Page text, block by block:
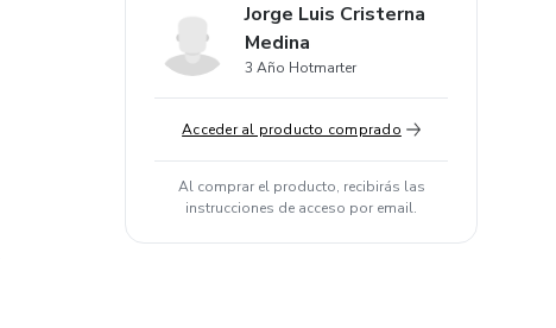
Jorge Luis Cristerna
Medina
3 Año Hotmarter
Acceder al producto comprado
Al comprar el producto, recibirás las
instrucciones de acceso por email.